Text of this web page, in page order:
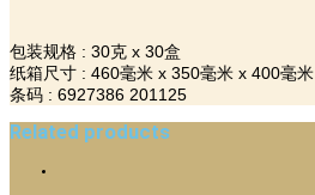
包装规格 : 30克 x 30盒
纸箱尺寸 : 460毫米 x 350毫米 x 400毫米
条码 : 6927386 201125
Related products